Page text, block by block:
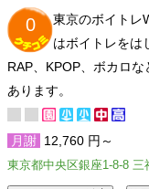
0
東京のボイトレ
はボイトレをは
RAP、KPOP、ボカロ
あります。
月謝 12,760 円～
東京都中央区銀座1-8-8 三